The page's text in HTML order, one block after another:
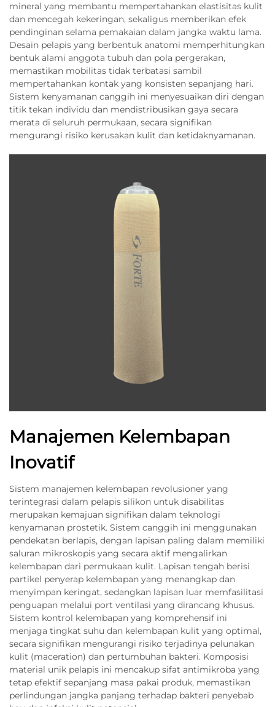
mineral yang membantu mempertahankan elastisitas kulit
dan mencegah kekeringan, sekaligus memberikan efek
pendinginan selama pemakaian dalam jangka waktu lama.
Desain pelapis yang berbentuk anatomi memperhitungkan
bentuk alami anggota tubuh dan pola pergerakan,
memastikan mobilitas tidak terbatasi sambil
mempertahankan kontak yang konsisten sepanjang hari.
Sistem kenyamanan canggih ini menyesuaikan diri dengan
titik tekan individu dan mendistribusikan gaya secara
merata di seluruh permukaan, secara signifikan
mengurangi risiko kerusakan kulit dan ketidaknyamanan.
Manajemen Kelembapan
Inovatif
Sistem manajemen kelembapan revolusioner yang
terintegrasi dalam pelapis silikon untuk disabilitas
merupakan kemajuan signifikan dalam teknologi
kenyamanan prostetik. Sistem canggih ini menggunakan
pendekatan berlapis, dengan lapisan paling dalam memiliki
saluran mikroskopis yang secara aktif mengalirkan
kelembapan dari permukaan kulit. Lapisan tengah berisi
partikel penyerap kelembapan yang menangkap dan
menyimpan keringat, sedangkan lapisan luar memfasilitasi
penguapan melalui port ventilasi yang dirancang khusus.
Sistem kontrol kelembapan yang komprehensif ini
menjaga tingkat suhu dan kelembapan kulit yang optimal,
secara signifikan mengurangi risiko terjadinya pelunakan
kulit (maceration) dan pertumbuhan bakteri. Komposisi
material unik pelapis ini mencakup sifat antimikroba yang
tetap efektif sepanjang masa pakai produk, memastikan
perlindungan jangka panjang terhadap bakteri penyebab